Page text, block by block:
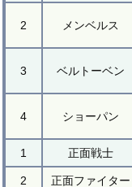
2 メンベルス
3 ベルトーベン
4 ショーパン
1 正面戦士
2 正面ファイター